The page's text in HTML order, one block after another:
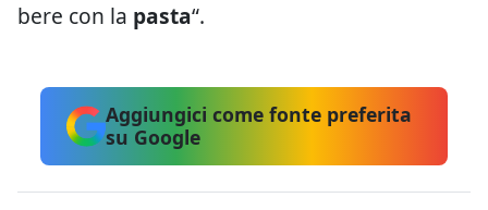
bere con la pasta“.
Aggiungici come fonte preferita
su Google